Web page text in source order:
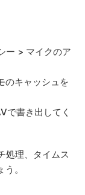
ー > マイクのア
のキャッシュを
で書き出してく
処理、タイムス
。